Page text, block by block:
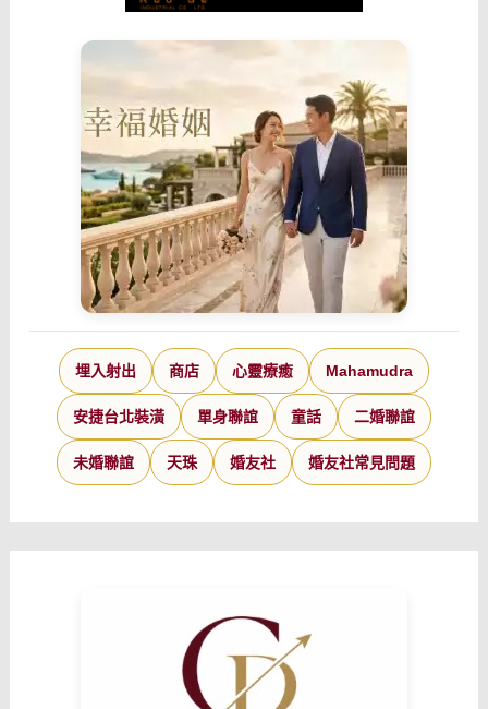
埋入射出 商店 心靈療癒 Mahamudra
安捷台北裝潢 單身聯誼 童話 二婚聯誼
未婚聯誼 天珠 婚友社 婚友社常見問題